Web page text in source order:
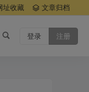
址收藏 文章归档
登录 注册